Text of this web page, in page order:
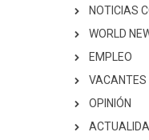
NOTICIAS
WORLD
EMPLEO
VACANTES
OPINIÓN